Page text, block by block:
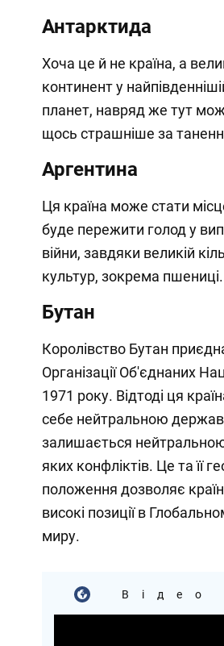
Антарктида
Хоча це й не країна, а
континент у
планет, навряд же тут
щось страшніше за
Аргентина
Ця країна може стати
буде пережити голод у
війни, завдяки великій
культур, зокрема пшениці.
Бутан
Королівство Бутан
Організації Об'єднаних
1971 року. Відтоді ця
себе нейтральною
залишається
яких конфліктів. Це та її
положення дозволяє
високі позиції в
миру.
Відео